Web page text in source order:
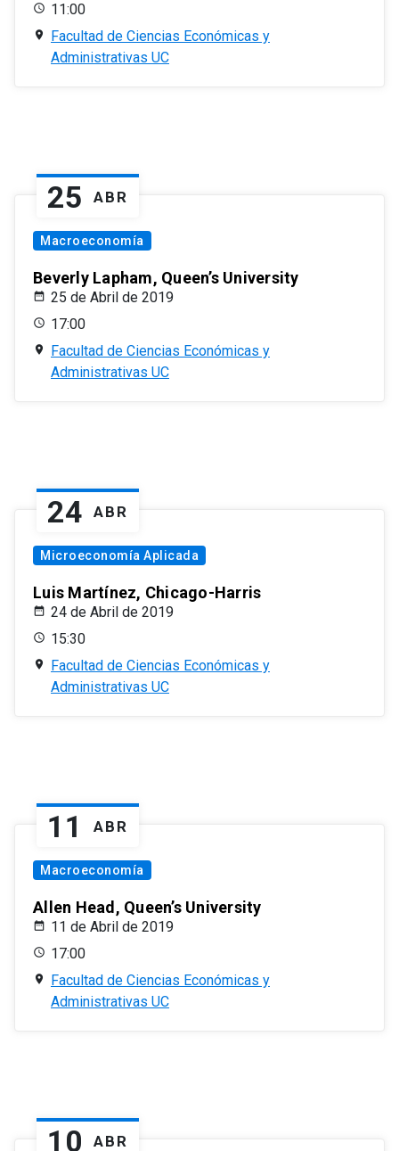
11:00
Facultad de Ciencias Económicas y
Administrativas UC
25 ABR
Macroeconomía
Beverly Lapham, Queen’s University
25 de Abril de 2019
17:00
Facultad de Ciencias Económicas y
Administrativas UC
24 ABR
Microeconomía Aplicada
Luis Martínez, Chicago-Harris
24 de Abril de 2019
15:30
Facultad de Ciencias Económicas y
Administrativas UC
11 ABR
Macroeconomía
Allen Head, Queen’s University
11 de Abril de 2019
17:00
Facultad de Ciencias Económicas y
Administrativas UC
10 ABR